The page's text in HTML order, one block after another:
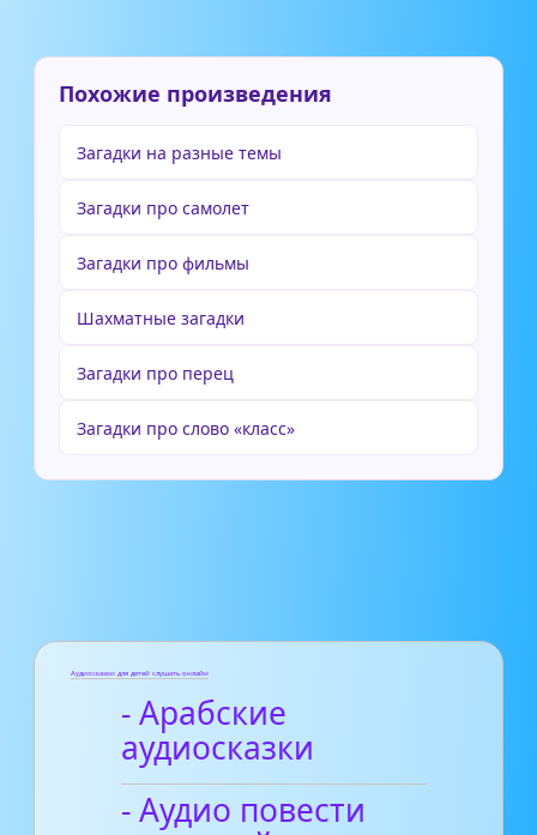
Похожие произведения
Загадки на разные темы
Загадки про самолет
Загадки про фильмы
Шахматные загадки
Загадки про перец
Загадки про слово «класс»
Аудиосказки для детей слушать онлайн
- Арабские
аудиосказки
- Аудио повести